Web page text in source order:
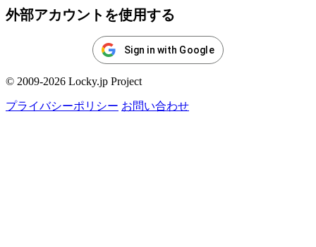
外部アカウントを使用する
Sign in with Google
© 2009-2026 Locky.jp Project
プライバシーポリシー お問い合わせ